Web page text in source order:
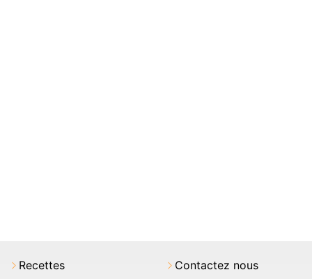
Recettes Contactez nous